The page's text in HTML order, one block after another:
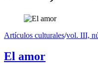
Artículos culturales/vol. III,
El amor